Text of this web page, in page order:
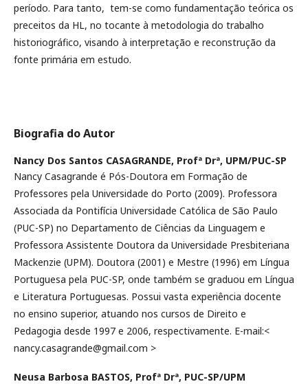
período. Para tanto, tem-se como fundamentação teórica os
preceitos da HL, no tocante à metodologia do trabalho
historiográfico, visando à interpretação e reconstrução da
fonte primária em estudo.
Biografia do Autor
Nancy Dos Santos CASAGRANDE, Profª Drª, UPM/PUC-SP
Nancy Casagrande é Pós-Doutora em Formação de
Professores pela Universidade do Porto (2009). Professora
Associada da Pontifícia Universidade Católica de São Paulo
(PUC-SP) no Departamento de Ciências da Linguagem e
Professora Assistente Doutora da Universidade Presbiteriana
Mackenzie (UPM). Doutora (2001) e Mestre (1996) em Língua
Portuguesa pela PUC-SP, onde também se graduou em Língua
e Literatura Portuguesas. Possui vasta experiência docente
no ensino superior, atuando nos cursos de Direito e
Pedagogia desde 1997 e 2006, respectivamente. E-mail:<
nancy.casagrande@gmail.com >
Neusa Barbosa BASTOS, Profª Drª, PUC-SP/UPM